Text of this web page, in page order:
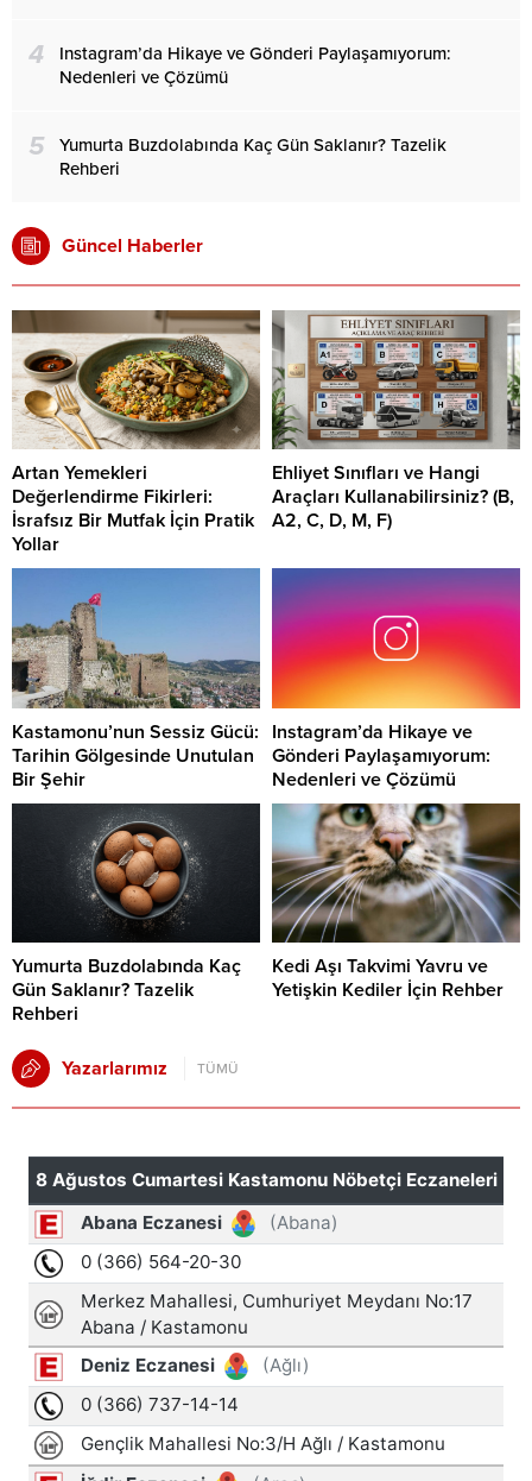
4
Instagram’da Hikaye ve Gönderi Paylaşamıyorum:
Nedenleri ve Çözümü
5
Yumurta Buzdolabında Kaç Gün Saklanır? Tazelik
Rehberi
Güncel Haberler
Artan Yemekleri
Değerlendirme Fikirleri:
İsrafsız Bir Mutfak İçin Pratik
Yollar
Ehliyet Sınıfları ve Hangi
Araçları Kullanabilirsiniz? (B,
A2, C, D, M, F)
Kastamonu’nun Sessiz Gücü:
Tarihin Gölgesinde Unutulan
Bir Şehir
Instagram’da Hikaye ve
Gönderi Paylaşamıyorum:
Nedenleri ve Çözümü
Yumurta Buzdolabında Kaç
Gün Saklanır? Tazelik
Rehberi
Kedi Aşı Takvimi Yavru ve
Yetişkin Kediler İçin Rehber
Yazarlarımız TÜMÜ